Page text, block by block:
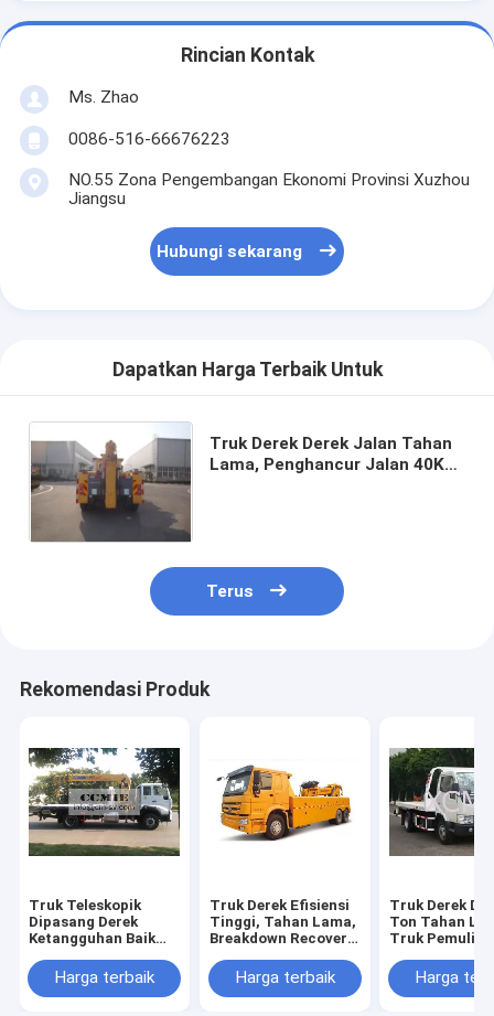
Rincian Kontak
Ms. Zhao
0086-516-66676223
NO.55 Zona Pengembangan Ekonomi Provinsi Xuzhou
Jiangsu
Hubungi sekarang
Dapatkan Harga Terbaik Untuk
Truk Derek Derek Jalan Tahan
Lama, Penghancur Jalan 40KN
Terus
Rekomendasi Produk
Truk Teleskopik
Dipasang Derek
Ketangguhan Baik
Xcmg Sq8sk3q
Harga terbaik
Truk Derek Efisiensi
Tinggi, Tahan Lama,
Breakdown Recovery
Mengobati
Kecelakaan
Harga terbaik
Truk Derek
Ton Tahan
Truk
Untuk Kondisi
Penyelamatan
Harga